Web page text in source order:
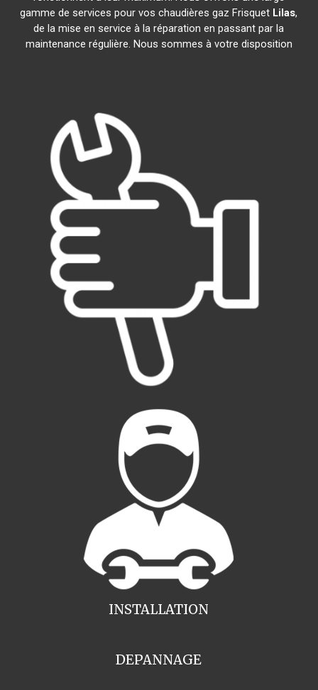
gamme de services pour vos chaudières gaz Frisquet Lilas,
de la mise en service à la réparation en passant par la
maintenance régulière. Nous sommes à votre disposition
INSTALLATION
DEPANNAGE